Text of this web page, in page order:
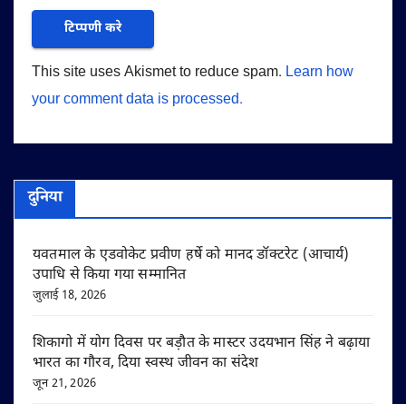
This site uses Akismet to reduce spam. Learn how
your comment data is processed.
दुनिया
यवतमाल के एडवोकेट प्रवीण हर्षे को मानद डॉक्टरेट (आचार्य)
उपाधि से किया गया सम्मानित
जुलाई 18, 2026
शिकागो में योग दिवस पर बड़ौत के मास्टर उदयभान सिंह ने बढ़ाया
भारत का गौरव, दिया स्वस्थ जीवन का संदेश
जून 21, 2026